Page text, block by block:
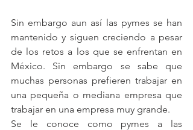
Sin embargo aun así las pymes se han
mantenido y siguen creciendo a pesar
de los retos a los que se enfrentan en
México. Sin embargo se sabe que
muchas personas prefieren trabajar en
una pequeña o mediana empresa que
trabajar en una empresa muy grande.
Se le conoce como pymes a las